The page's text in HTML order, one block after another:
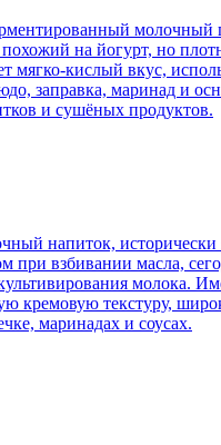
молочный
на йогурт, но
мягко-кислый вкус,
заправка, маринад и
и сушёных продуктов.
напиток, исторически
при взбивании масла,
молока.
кремовую текстуру,
маринадах и соусах.